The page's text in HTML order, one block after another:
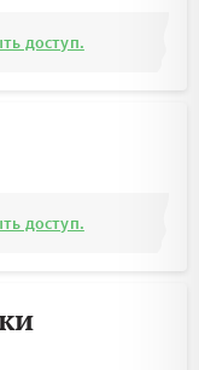
доступ.
доступ.